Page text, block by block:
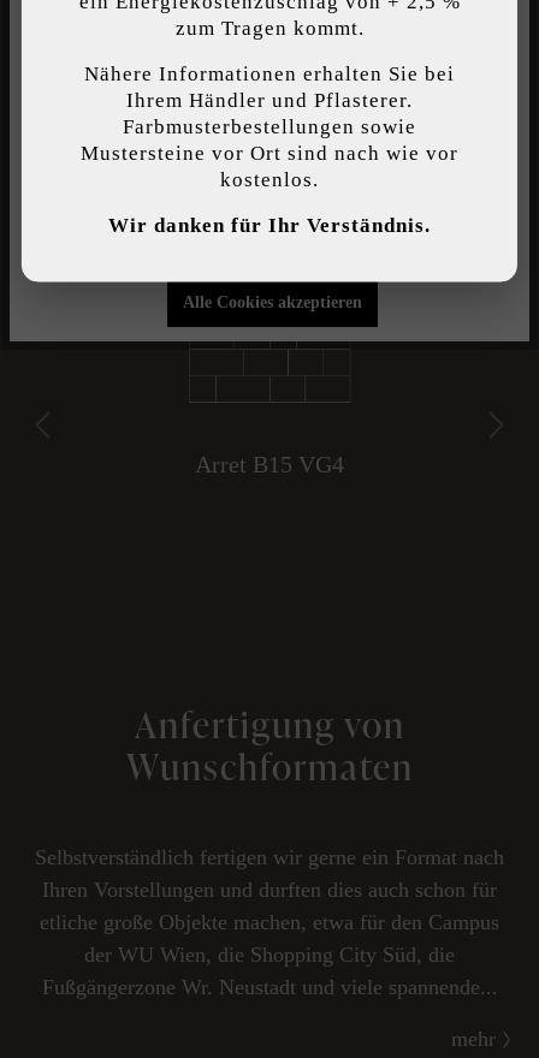
Triad VG4
Anfertigung von
Wunschformaten
Selbstverständlich fertigen wir gerne ein Format nach
Ihren Vorstellungen und durften dies auch schon für
etliche große Objekte machen, etwa für den Campus
der WU Wien, die Shopping City Süd, die
Fußgängerzone Wr. Neustadt und viele spannende...
mehr
Individuelle Cookies akzeptieren
Funktionalität bieten zu können...Mehr Informationen
Individuelle Einstellungen
Alle Cookies akzeptieren
zum Tragen kommt.
Nähere Informationen erhalten Sie bei
Ihrem Händler und Pflasterer.
Farbmusterbestellungen sowie
Mustersteine vor Ort sind nach wie vor
kostenlos.
Wir danken für Ihr Verständnis.